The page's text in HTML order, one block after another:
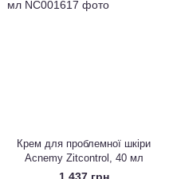
Крем для проблемної шкіри
Acnemy Zitcontrol, 40 мл
1 437 грн